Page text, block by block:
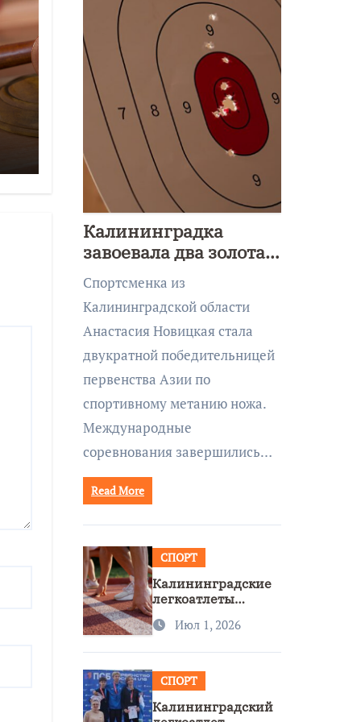
Калининградка
завоевала два золота
первенства Азии по
метанию ножа
Спортсменка из
Калининградской области
Анастасия Новицкая стала
двукратной победительницей
первенства Азии по
спортивному метанию ножа.
Международные
соревнования завершились…
Read More
СПОРТ
Калининградские
легкоатлеты
бронзы на
Июл 1, 2026
СПОРТ
Калининградский